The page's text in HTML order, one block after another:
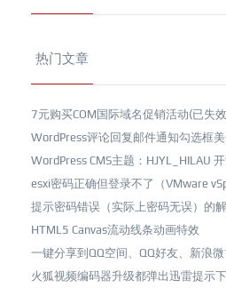
热门文章
7元购买COM国际域名促销活动(已失
WordPress评论回复邮件通知勾选框
WordPress CMS主题：HJYL_HILAU
esxi密码正确但登录不了（VMware
提示密码错误（实际上密码无误）的解
HTML5 Canvas流动线条动画特效
一键分享到QQ空间、QQ好友、新浪
火狐视频编码器升级都弹出迅雷提示